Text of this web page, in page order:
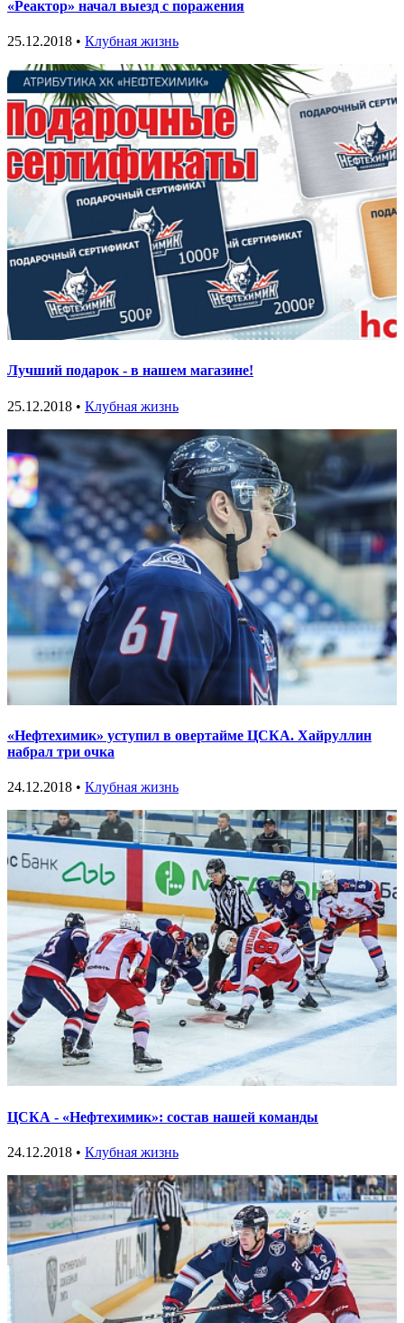
«Реактор» начал выезд с поражения
25.12.2018 • Клубная жизнь
Лучший подарок - в нашем магазине!
25.12.2018 • Клубная жизнь
«Нефтехимик» уступил в овертайме ЦСКА. Хайруллин
набрал три очка
24.12.2018 • Клубная жизнь
ЦСКА - «Нефтехимик»: состав нашей команды
24.12.2018 • Клубная жизнь